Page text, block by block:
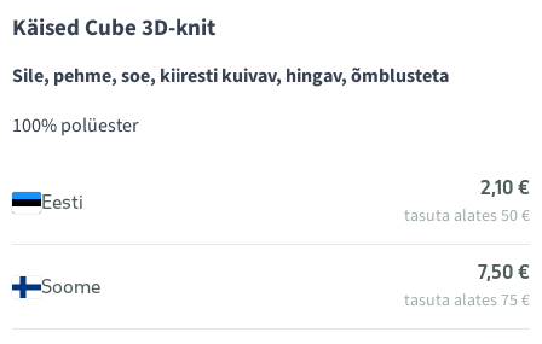
Käised Cube 3D-knit
Sile, pehme, soe, kiiresti kuivav, hingav, õmblusteta
100% polüester
Eesti
2,10 €
tasuta alates 50 €
Soome
7,50 €
tasuta alates 75 €